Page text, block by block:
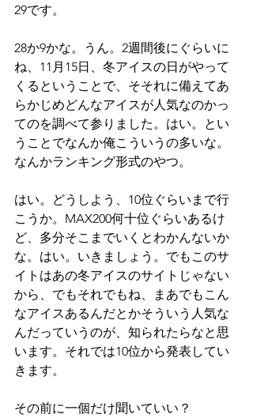
29です。
28か9かな。うん。2週間後にぐらいに
ね、11月15日、冬アイスの日がやって
くるということで、そそれに備えてあ
らかじめどんなアイスが人気なのかっ
てのを調べて参りました。はい。とい
うことでなんか俺こういうの多いな。
なんかランキング形式のやつ。
はい。どうしよう、10位ぐらいまで行
こうか。MAX200何十位ぐらいあるけ
ど、多分そこまでいくとわかんないか
な。はい。いきましょう。でもこのサ
イトはあの冬アイスのサイトじゃない
から、でもそれでもね、まあでもこん
なアイスあるんだとかそういう人気な
んだっていうのが、知られたらなと思
います。それでは10位から発表してい
きます。
その前に一個だけ聞いていい？